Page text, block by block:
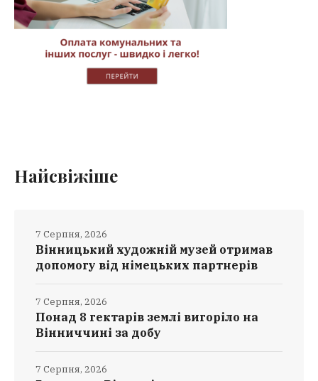
Найсвіжіше
Вінницький художній музей отримав
допомогу від німецьких партнерів
7 Серпня, 2026
Понад 8 гектарів землі вигоріло на
Вінниччині за добу
7 Серпня, 2026
7 Серпня, 2026